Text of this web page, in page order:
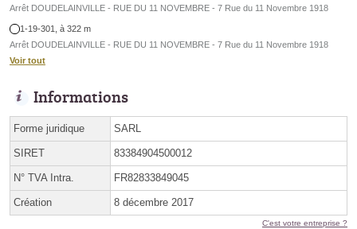
Arrêt DOUDELAINVILLE - RUE DU 11 NOVEMBRE - 7 Rue du 11 Novembre 1918
1-19-301, à 322 m
Arrêt DOUDELAINVILLE - RUE DU 11 NOVEMBRE - 7 Rue du 11 Novembre 1918
Voir tout
Informations
Forme juridique SARL
SIRET 83384904500012
N° TVA Intra. FR82833849045
Création 8 décembre 2017
C'est votre entreprise ?